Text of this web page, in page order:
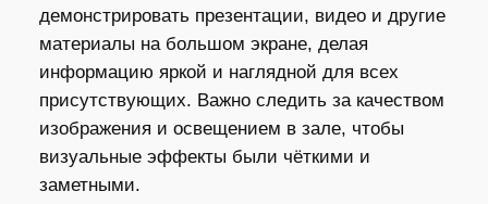
демонстрировать презентации, видео и другие
материалы на большом экране, делая
информацию яркой и наглядной для всех
присутствующих. Важно следить за качеством
изображения и освещением в зале, чтобы
визуальные эффекты были чёткими и
заметными.